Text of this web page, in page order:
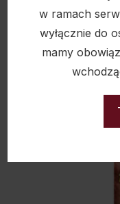
w ramach
wyłącznie do
mamy